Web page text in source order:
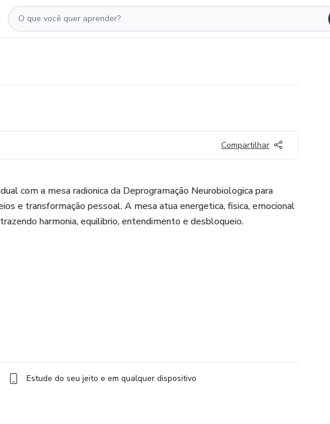
Compartilhar
com a mesa radionica da Deprogramação Neurobiologica para
e transformação pessoal. A mesa atua energetica, fisica, emocional
harmonia, equilibrio, entendimento e desbloqueio.
Estude do seu jeito e em qualquer dispositivo